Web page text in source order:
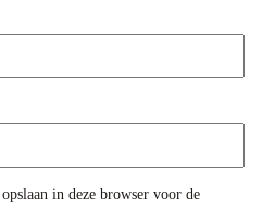
in deze browser voor de